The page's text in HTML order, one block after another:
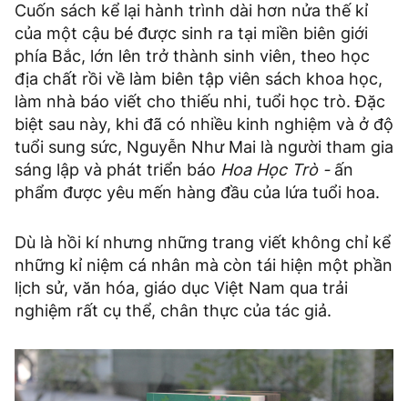
Cuốn sách kể lại hành trình dài hơn nửa thế kỉ
của một cậu bé được sinh ra tại miền biên giới
phía Bắc, lớn lên trở thành sinh viên, theo học
địa chất rồi về làm biên tập viên sách khoa học,
làm nhà báo viết cho thiếu nhi, tuổi học trò. Đặc
biệt sau này, khi đã có nhiều kinh nghiệm và ở độ
tuổi sung sức, Nguyễn Như Mai là người tham gia
sáng lập và phát triển báo Hoa Học Trò - ấn
phẩm được yêu mến hàng đầu của lứa tuổi hoa.
Dù là hồi kí nhưng những trang viết không chỉ kể
những kỉ niệm cá nhân mà còn tái hiện một phần
lịch sử, văn hóa, giáo dục Việt Nam qua trải
nghiệm rất cụ thể, chân thực của tác giả.